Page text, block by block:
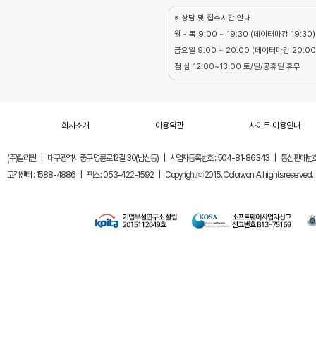
※ 상담 및 접수시간 안내
월 - 목 9:00 ~ 19:30 (데이터마감 19:30)
금요일 9:00 ~ 20:00 (데이터마감
점 심 12:00~13:00 토/일/공휴일 휴무
회사소개 이용약관 사이트 이용안내
(주)칼라원| 대구광역시 중구 명륜로12길 30(남산동)| 사업자등록번호 : 504-81-86343
통신판매
고객센터 : 1588-4886| 팩스 : 053-422-1592| Copyrightⓒ 2015. Colorwon. All rights reserved.